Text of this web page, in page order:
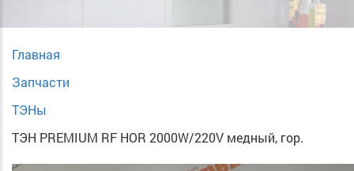
Главная
Запчасти
ТЭНы
ТЭН PREMIUM RF HOR 2000W/220V медный, гор.